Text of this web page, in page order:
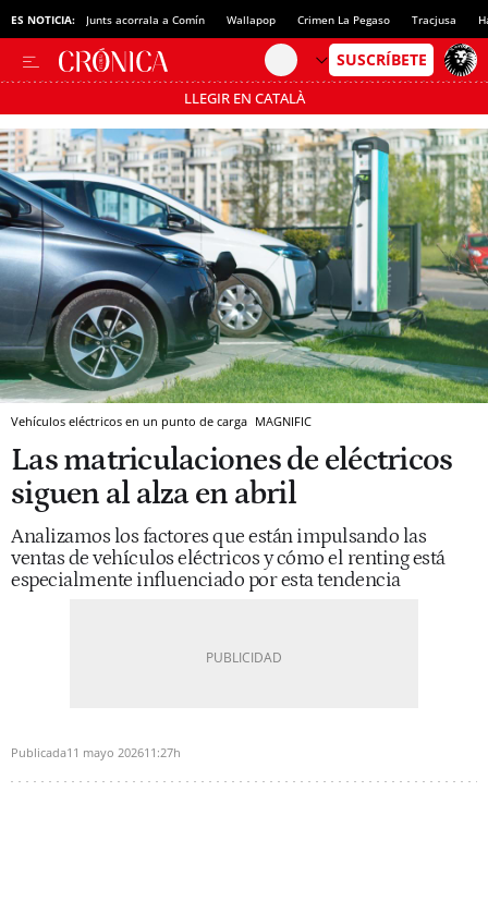
ES NOTICIA: Junts acorrala a Comín Wallapop Crimen La Pegaso Tracjusa
LLEGIR EN CATALÀ
Pásate al MODO AHORRO
Vehículos eléctricos en un punto de carga MAGNIFIC
Las matriculaciones de eléctricos
siguen al alza en abril
Analizamos los factores que están impulsando las
ventas de vehículos eléctricos y cómo el renting está
especialmente influenciado por esta tendencia
Publicada11 mayo 202611:27h